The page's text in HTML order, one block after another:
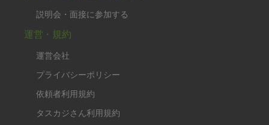
説明会・面接に参加する
運営・規約
運営会社
プライバシーポリシー
依頼者利用規約
タスカジさん利用規約